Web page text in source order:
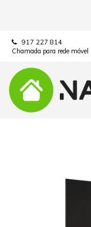
917 227 814
Chamada para rede móvel